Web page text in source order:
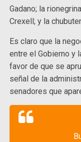
Gadano; la
Crexell; y la
Es claro que la
entre el Gobierno y
favor de que se
señal de la
senadores que